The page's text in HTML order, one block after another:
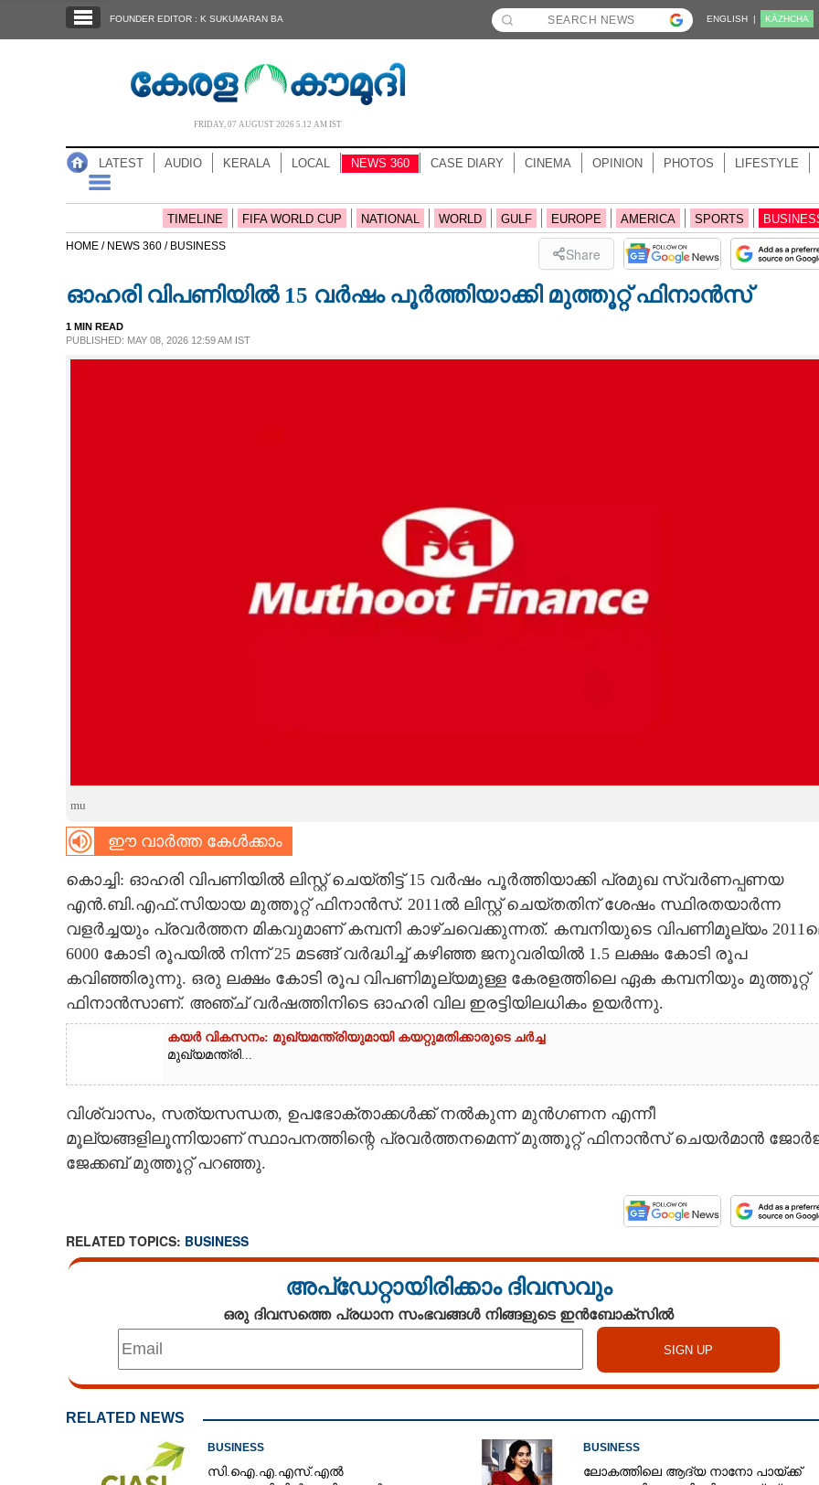
NOTIFIED NEWS
CARTOONS
LITERATURE
CONTACT US
FOUNDER EDITOR : K SUKUMARAN BA ENGLISH | KĀZHCHA
FRIDAY, 07 AUGUST 2026 5.12 AM IST
LATEST AUDIO KERALA LOCAL NEWS 360 CASE DIARY CINEMA OPINION PHOTOS LIFESTYLE
TIMELINE FIFA WORLD CUP NATIONAL WORLD GULF EUROPE AMERICA SPORTS
HOME / NEWS 360 / BUSINESS Share
ഓഹരി വിപണിയിൽ 15 വർഷം പൂർത്തിയാക്കി മുത്തൂറ്റ് ഫിനാൻസ്
1 MIN READ
PUBLISHED: MAY 08, 2026 12:59 AM IST
mu
ഈ വാർത്ത കേൾക്കാം
കൊച്ചി: ഓഹരി വിപണിയിൽ ലിസ്റ്റ് ചെയ്തിട്ട് 15 വർഷം പൂർത്തിയാക്കി പ്രമുഖ സ്വർണപ്പണയ
എൻ.ബി.എഫ്‌.സിയായ മുത്തൂറ്റ് ഫിനാൻസ്. 2011ൽ ലിസ്റ്റ് ചെയ്തതിന് ശേഷം സ്ഥിരതയാർന്ന
വളർച്ചയും പ്രവർത്തന മികവുമാണ് കമ്പനി കാഴ്ചവെക്കുന്നത്. കമ്പനിയുടെ വിപണിമൂല്യം
6000 കോടി രൂപയിൽ നിന്ന് 25 മടങ്ങ് വർദ്ധിച്ച് കഴിഞ്ഞ ജനുവരിയിൽ 1.5 ലക്ഷം കോടി രൂപ
കവിഞ്ഞിരുന്നു. ഒരു ലക്ഷം കോടി രൂപ വിപണിമൂല്യമുള്ള കേരളത്തിലെ ഏക കമ്പനിയും മുത്തൂറ്റ്
ഫിനാൻസാണ്. അഞ്ച് വർഷത്തിനിടെ ഓഹരി വില ഇരട്ടിയിലധികം ഉയർന്നു.
കയർ വികസനം: മുഖ്യമന്ത്രിയുമായി കയറ്റുമതിക്കാരുടെ ചർച്ച
മുഖ്യമന്ത്രി...
വിശ്വാസം, സത്യസന്ധത, ഉപഭോക്താക്കൾക്ക് നൽകുന്ന മുൻഗണന എന്നീ
മൂല്യങ്ങളിലൂന്നിയാണ് സ്ഥാപനത്തിന്റെ പ്രവർത്തനമെന്ന് മുത്തൂറ്റ് ഫിനാൻസ് ചെയർമാൻ
ജേക്കബ് മുത്തൂറ്റ് പറഞ്ഞു.
RELATED TOPICS: BUSINESS
അപ്ഡേറ്റായിരിക്കാം ദിവസവും
ഒരു ദിവസത്തെ പ്രധാന സംഭവങ്ങൾ നിങ്ങളുടെ ഇൻബോക്സിൽ
RELATED NEWS
BUSINESS
സി.ഐ.എ.എസ്.എൽ
BUSINESS
ലോകത്തിലെ ആദ്യ നാനോ പായ്ക്ക്